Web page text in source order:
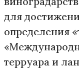
для
определения
терруара и